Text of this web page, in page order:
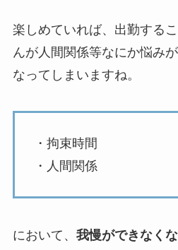
楽しめていれば、出勤する
んが人間関係等なにか悩み
なってしまいますね。
・拘束時間
・人間関係
において、 我慢ができなく